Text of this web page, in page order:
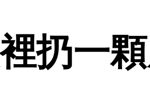
扔一